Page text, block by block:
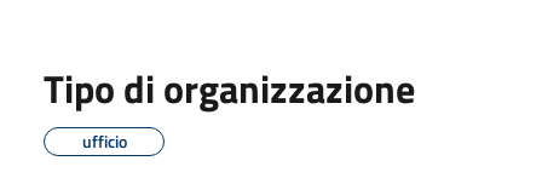
Tipo di organizzazione
ufficio